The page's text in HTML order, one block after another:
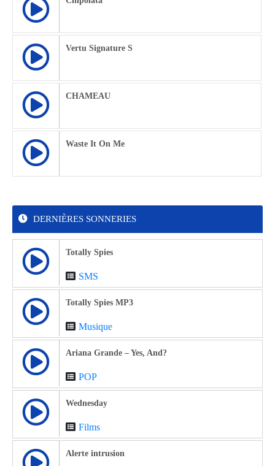
Vertu Signature S
CHAMEAU
Waste It On Me
DERNIÈRES SONNERIES
Totally Spies
SMS
Totally Spies MP3
Musique
Ariana Grande – Yes, And?
POP
Wednesday
Films
Alerte intrusion